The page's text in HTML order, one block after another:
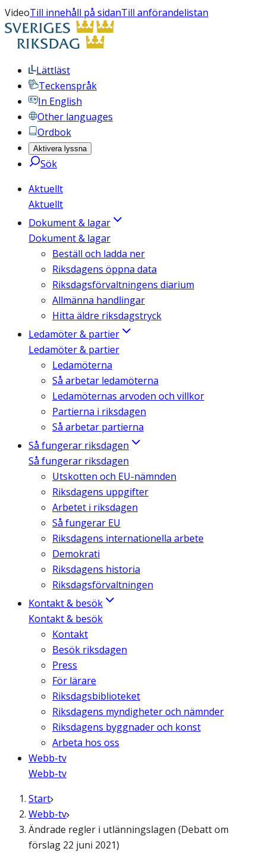
VideoTill innehåll på sidanTill anförandelistan
Lättläst
Teckenspråk
In English
Other languages
Ordbok
Aktivera lyssna
Sök
Aktuellt
Aktuellt
Dokument & lagar
Dokument & lagar
Beställ och ladda ner
Riksdagens öppna data
Riksdagsförvaltningens diarium
Allmänna handlingar
Hitta äldre riksdagstryck
Ledamöter & partier
Ledamöter & partier
Ledamöterna
Så arbetar ledamöterna
Ledamöternas arvoden och villkor
Partierna i riksdagen
Så arbetar partierna
Så fungerar riksdagen
Så fungerar riksdagen
Utskotten och EU-nämnden
Riksdagens uppgifter
Arbetet i riksdagen
Så fungerar EU
Riksdagens internationella arbete
Demokrati
Riksdagens historia
Riksdagsförvaltningen
Kontakt & besök
Kontakt & besök
Kontakt
Besök riksdagen
Press
För lärare
Riksdagsbiblioteket
Riksdagens myndigheter och nämnder
Riksdagens byggnader och konst
Arbeta hos oss
Webb-tv
Webb-tv
Start
Webb-tv
Ändrade regler i utlänningslagen (Debatt om
förslag 22 juni 2021)